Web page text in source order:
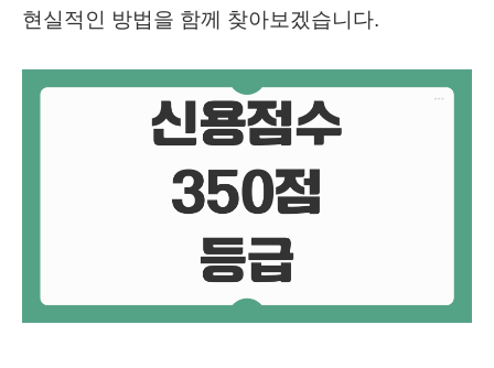
현실적인 방법을 함께 찾아보겠습니다.